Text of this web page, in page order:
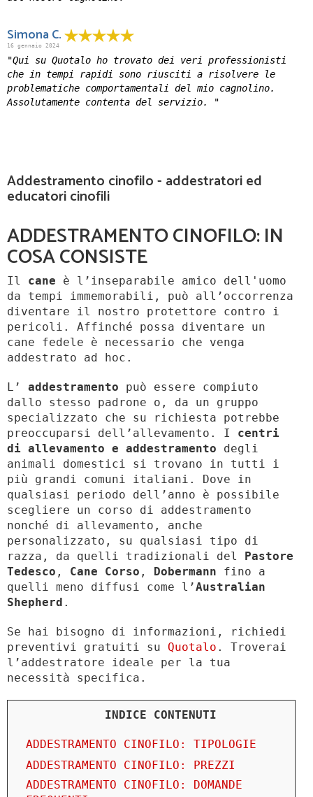
Simona C.
16 gennaio 2024
"Qui su Quotalo ho trovato dei veri professionisti
che in tempi rapidi sono riusciti a risolvere le
problematiche comportamentali del mio cagnolino.
Assolutamente contenta del servizio. "
Addestramento cinofilo - addestratori ed
educatori cinofili
ADDESTRAMENTO CINOFILO: IN
COSA CONSISTE
Il cane è l’inseparabile amico dell'uomo
da tempi immemorabili, può all’occorrenza
diventare il nostro protettore contro i
pericoli. Affinché possa diventare un
cane fedele è necessario che venga
addestrato ad hoc.
L’ addestramento può essere compiuto
dallo stesso padrone o, da un gruppo
specializzato che su richiesta potrebbe
preoccuparsi dell’allevamento. I centri
di allevamento e addestramento degli
animali domestici si trovano in tutti i
più grandi comuni italiani. Dove in
qualsiasi periodo dell’anno è possibile
scegliere un corso di addestramento
nonché di allevamento, anche
personalizzato, su qualsiasi tipo di
razza, da quelli tradizionali del
Pastore
Tedesco , Cane Corso , Dobermann fino a
quelli meno diffusi come l’Australian
Shepherd .
Se hai bisogno di informazioni, richiedi
preventivi gratuiti su Quotalo . Troverai
l’addestratore ideale per la tua
necessità specifica.
INDICE CONTENUTI
ADDESTRAMENTO CINOFILO: TIPOLOGIE
ADDESTRAMENTO CINOFILO: PREZZI
ADDESTRAMENTO CINOFILO: DOMANDE